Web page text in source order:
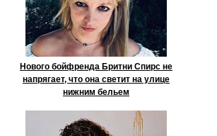
Нового бойфренда Бритни Спирс не
напрягает, что она светит на улице
нижним бельем